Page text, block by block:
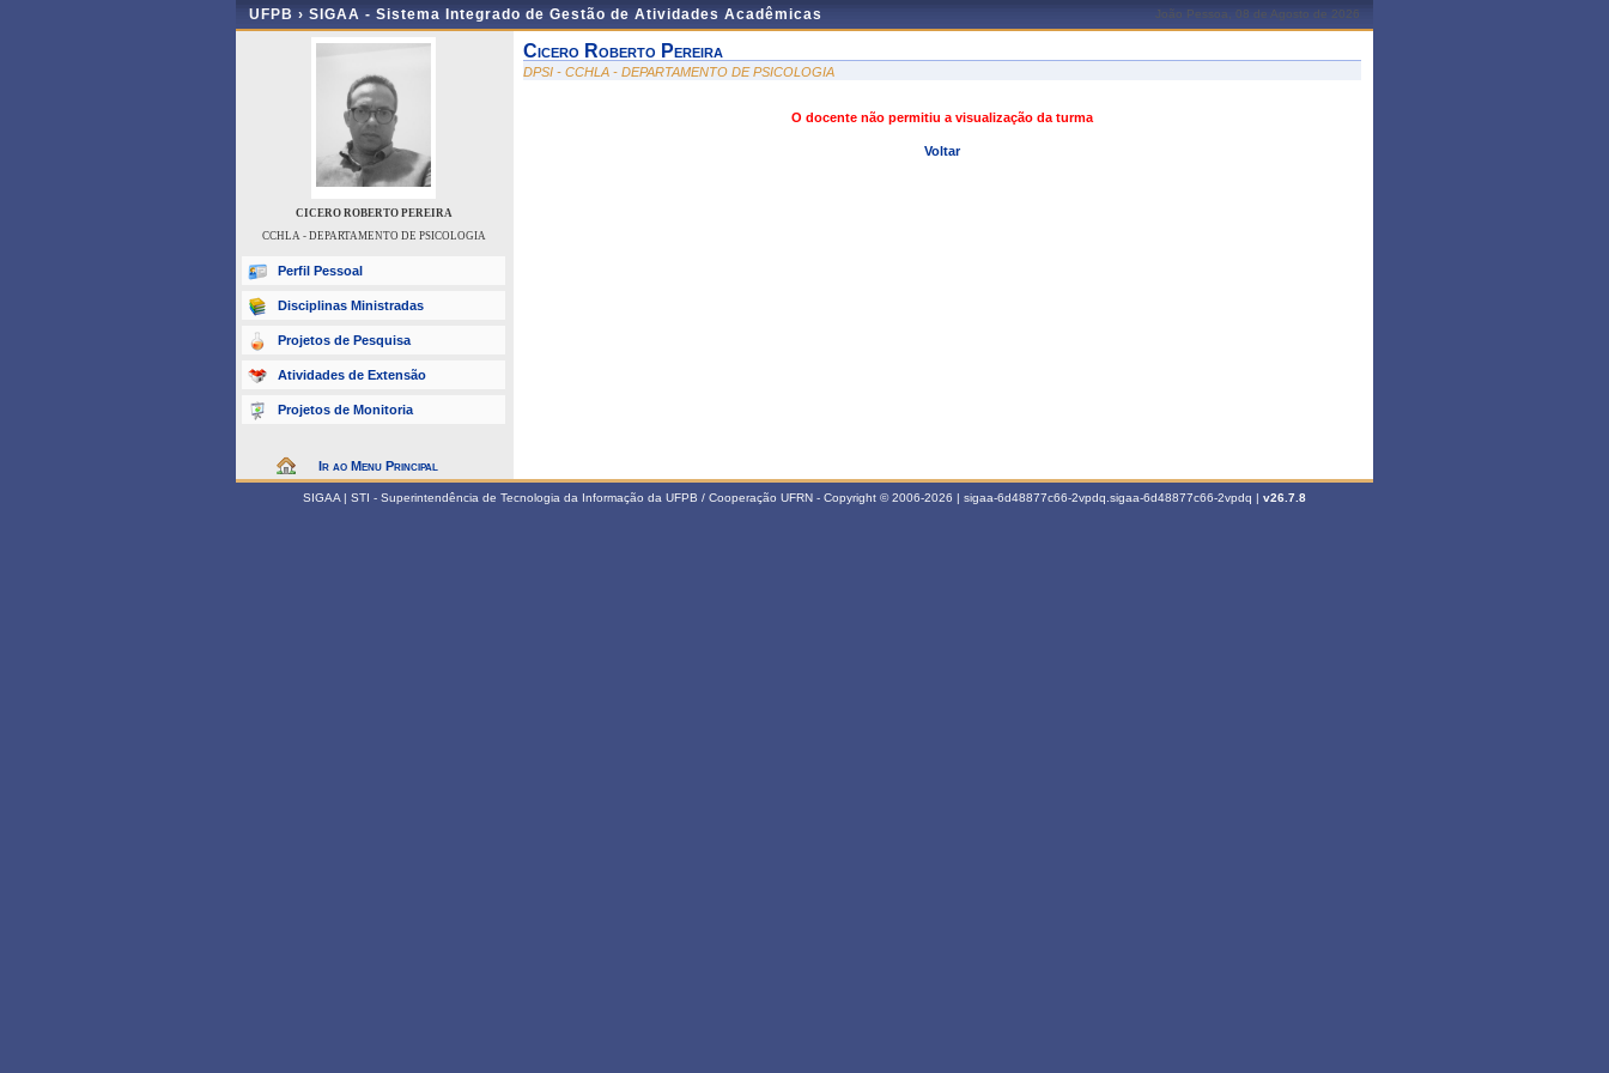
UFPB › SIGAA - Sistema Integrado de Gestão de Atividades Acadêmicas João Pessoa, 08 de Agosto de 2026
CICERO ROBERTO PEREIRA
CCHLA - DEPARTAMENTO DE PSICOLOGIA
Perfil Pessoal
Disciplinas Ministradas
Projetos de Pesquisa
Atividades de Extensão
Projetos de Monitoria
Ir ao Menu Principal
Cicero Roberto Pereira
DPSI - CCHLA - DEPARTAMENTO DE PSICOLOGIA
O docente não permitiu a visualização da turma
Voltar
SIGAA | STI - Superintendência de Tecnologia da Informação da UFPB / Cooperação UFRN - Copyright © 2006-2026 | sigaa-6d48877c66-2vpdq.sigaa-6d48877c66-2vpdq | v26.7.8